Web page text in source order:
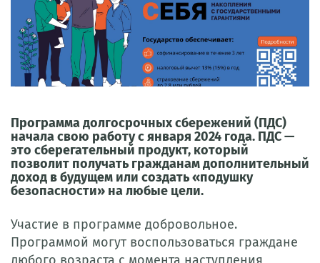
Программа долгосрочных сбережений (ПДС)
начала свою работу с января 2024 года. ПДС —
это сберегательный продукт, который
позволит получать гражданам дополнительный
доход в будущем или создать «подушку
безопасности» на любые цели.
Участие в программе добровольное.
Программой могут воспользоваться граждане